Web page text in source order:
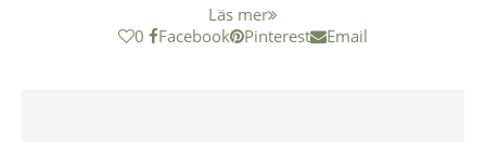
Läs mer
0
Facebook Pinterest Email